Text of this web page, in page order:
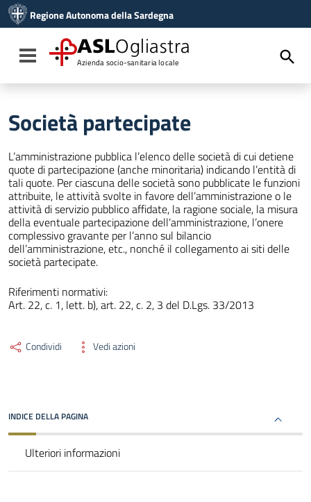
Vai al menu di navigazione
Vai al footer
Regione Autonoma della Sardegna
Toggle navigation
ASLOgliastra
Azienda socio-sanitaria locale
Società partecipate
L’amministrazione pubblica l’elenco delle società di cui detiene
quote di partecipazione (anche minoritaria) indicando l’entità di
tali quote. Per ciascuna delle società sono pubblicate le funzioni
attribuite, le attività svolte in favore dell’amministrazione o le
attività di servizio pubblico affidate, la ragione sociale, la misura
della eventuale partecipazione dell’amministrazione, l’onere
complessivo gravante per l’anno sul bilancio
dell’amministrazione, etc., nonché il collegamento ai siti delle
società partecipate.
Riferimenti normativi:
Art. 22, c. 1, lett. b), art. 22, c. 2, 3 del D.Lgs. 33/2013
Condividi Vedi azioni
INDICE DELLA PAGINA
Ulteriori informazioni